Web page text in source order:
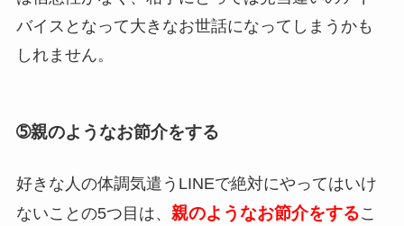
バイスとなって大きなお世話になってしまうかも
しれません。
➄親のようなお節介をする
好きな人の体調気遣うLINEで絶対にやってはいけ
ないことの5つ目は、 親のようなお節介をするこ